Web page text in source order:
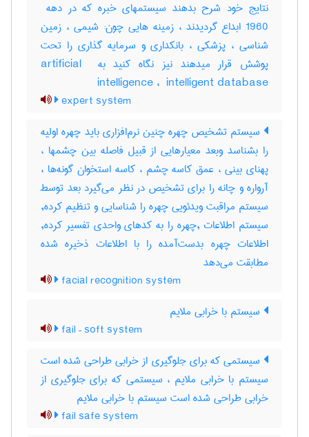
1960 ابداع گردیدند ، زمینه هایی چون: شیمی ، زمین
شناسی ، پزشکی ، بانکداری و سرمایه گذاری را تحت
پوشش قرار میدهند نیز نگاه کنید به ‎artificial ‎
intelligence ، ‎ intelligent database
expert system
سیستم تشخیص چهره چنین نرم‌افزاری باید چهره اولیه
را بشناسد وبعد معیارهایی از قبیل فاصله بین چشمها ،
پهنای بینی ، عمق کاسه چشم ، کاسه استخوان گونه‌ها ،
آرواره و چانه را برای تشخیص در نظر می‌گیرد بعد توسط
سیستم مراقبت ویدئویی چهره را شناسایی و تنظیم کرده,
سیستم اطلاعات ,چهره را به کدهای واحدی تفسیر کرده,
اطلاعات چهره بدست‌آمده را با اطلاعات ذخیره شده
مطابقت می‌دهد
facial recognition system
سیستم با خرابی ملایم
fail – soft system
سیستمی که برای جلوگیری از خرابی طراحی شده است
سیستم با خرابی ملایم ، سیستمی که برای جلوگیری از
خرابی طراحی شده است سیستم با خرابی ملایم
fail safe system